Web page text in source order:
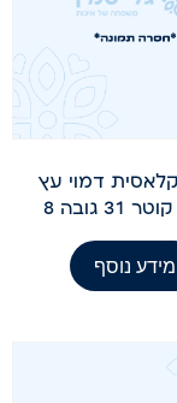
דמוי עץ
גובה 8
מידע נוסף